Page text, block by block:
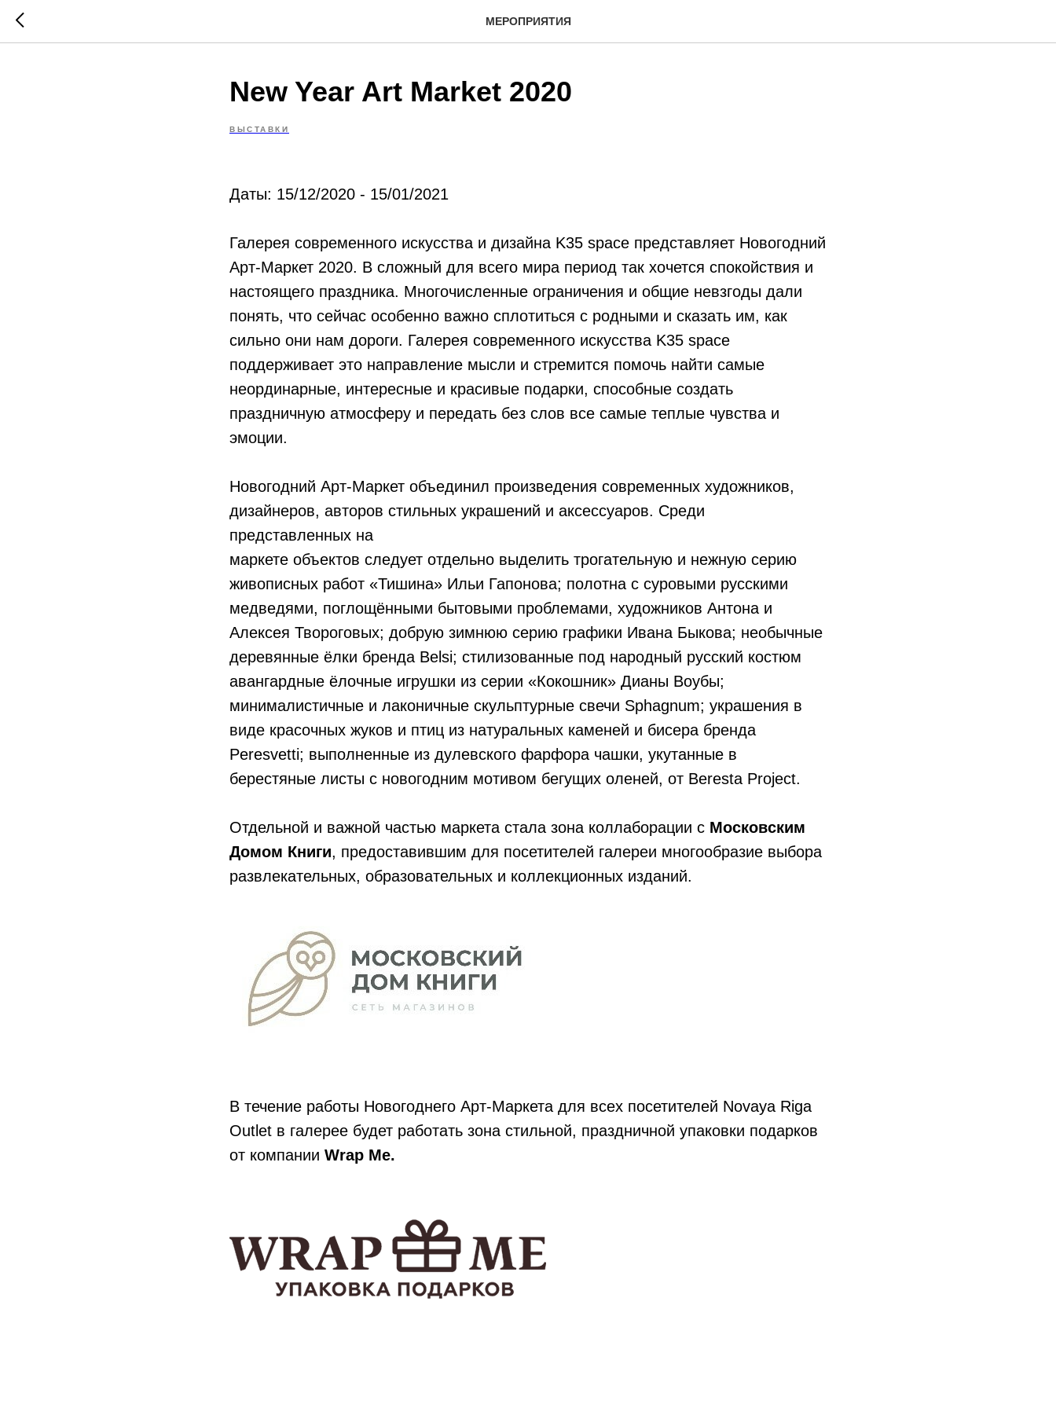
МЕРОПРИЯТИЯ
New Year Art Market 2020
ВЫСТАВКИ
Даты: 15/12/2020 - 15/01/2021
Галерея современного искусства и дизайна K35 space представляет Новогодний
Арт-Маркет 2020. В сложный для всего мира период так хочется спокойствия и
настоящего праздника. Многочисленные ограничения и общие невзгоды дали
понять, что сейчас особенно важно сплотиться с родными и сказать им, как
сильно они нам дороги. Галерея современного искусства K35 space
поддерживает это направление мысли и стремится помочь найти самые
неординарные, интересные и красивые подарки, способные создать
праздничную атмосферу и передать без слов все самые теплые чувства и
эмоции.
Новогодний Арт-Маркет объединил произведения современных художников,
дизайнеров, авторов стильных украшений и аксессуаров. Среди
представленных на
маркете объектов следует отдельно выделить трогательную и нежную серию
живописных работ «Тишина» Ильи Гапонова; полотна с суровыми русскими
медведями, поглощёнными бытовыми проблемами, художников Антона и
Алексея Твороговых; добрую зимнюю серию графики Ивана Быкова; необычные
деревянные ёлки бренда Belsi; стилизованные под народный русский костюм
авангардные ёлочные игрушки из серии «Кокошник» Дианы Воубы;
минималистичные и лаконичные скульптурные свечи Sphagnum; украшения в
виде красочных жуков и птиц из натуральных каменей и бисера бренда
Peresvetti; выполненные из дулевского фарфора чашки, укутанные в
берестяные листы с новогодним мотивом бегущих оленей, от Beresta Project.
Отдельной и важной частью маркета стала зона коллаборации с Московским
Домом Книги, предоставившим для посетителей галереи многообразие выбора
развлекательных, образовательных и коллекционных изданий.
В течение работы Новогоднего Арт-Маркета для всех посетителей Novaya Riga
Outlet в галерее будет работать зона стильной, праздничной упаковки подарков
от компании Wrap Me.